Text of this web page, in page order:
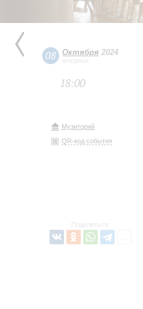
08 Октября 2024
вторник
18:00
Музиторий
QR-код события
Поделиться: